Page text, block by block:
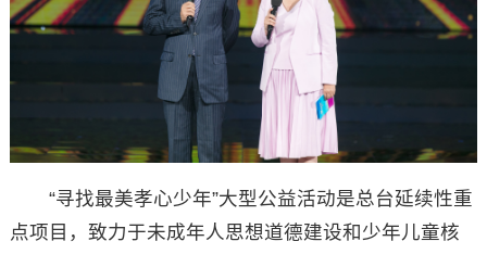
“寻找最美孝心少年”大型公益活动是总台延续性重
点项目，致力于未成年人思想道德建设和少年儿童核